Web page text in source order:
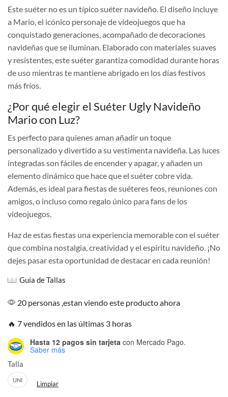
Este suéter no es un típico suéter navideño. El diseño incluye
a Mario, el icónico personaje de videojuegos que ha
conquistado generaciones, acompañado de decoraciones
navideñas que se iluminan. Elaborado con materiales suaves
y resistentes, este suéter garantiza comodidad durante horas
de uso mientras te mantiene abrigado en los días festivos
más fríos.
¿Por qué elegir el Suéter Ugly Navideño
Mario con Luz?
Es perfecto para quienes aman añadir un toque
personalizado y divertido a su vestimenta navideña. Las luces
integradas son fáciles de encender y apagar, y añaden un
elemento dinámico que hace que el suéter cobre vida.
Además, es ideal para fiestas de suéteres feos, reuniones con
amigos, o incluso como regalo único para fans de los
videojuegos.
Haz de estas fiestas una experiencia memorable con el suéter
que combina nostalgia, creatividad y el espíritu navideño. ¡No
dejes pasar esta oportunidad de destacar en cada reunión!
Guía de Tallas
20 personas ,estan viendo este producto ahora
🔥 7 vendidos en las últimas 3 horas
Hasta 12 pagos sin tarjeta con Mercado Pago.
Saber más
Talla
UNI Limpiar